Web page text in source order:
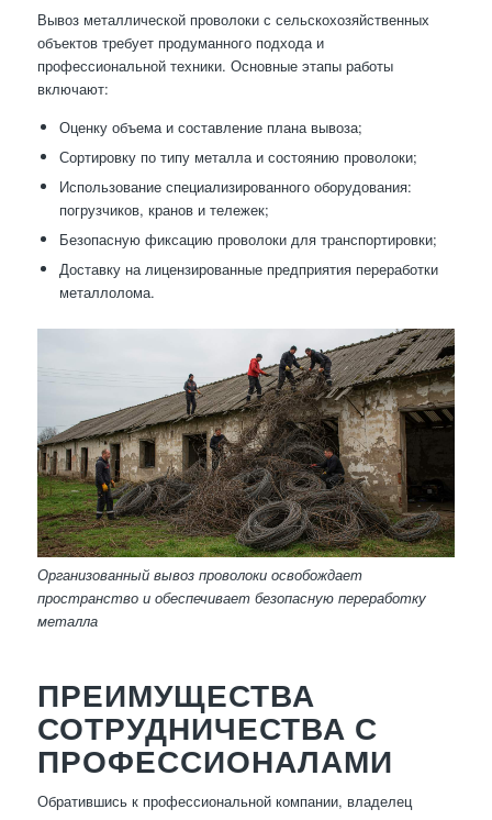
Вывоз металлической проволоки с сельскохозяйственных
объектов требует продуманного подхода и
профессиональной техники. Основные этапы работы
включают:
Оценку объема и составление плана вывоза;
Сортировку по типу металла и состоянию проволоки;
Использование специализированного оборудования:
погрузчиков, кранов и тележек;
Безопасную фиксацию проволоки для транспортировки;
Доставку на лицензированные предприятия переработки
металлолома.
Организованный вывоз проволоки освобождает
пространство и обеспечивает безопасную переработку
металла
ПРЕИМУЩЕСТВА
СОТРУДНИЧЕСТВА С
ПРОФЕССИОНАЛАМИ
Обратившись к профессиональной компании, владелец